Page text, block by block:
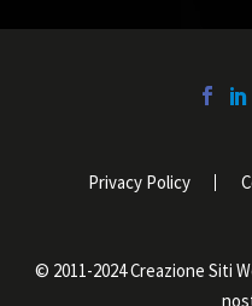
Privacy Policy
© 2011-2024 Creazione Siti